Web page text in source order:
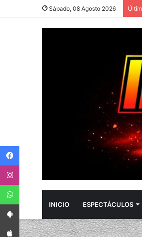
Sábado, 08 Agosto 2026
INICIO ESPECTÁCULOS
App iPhone